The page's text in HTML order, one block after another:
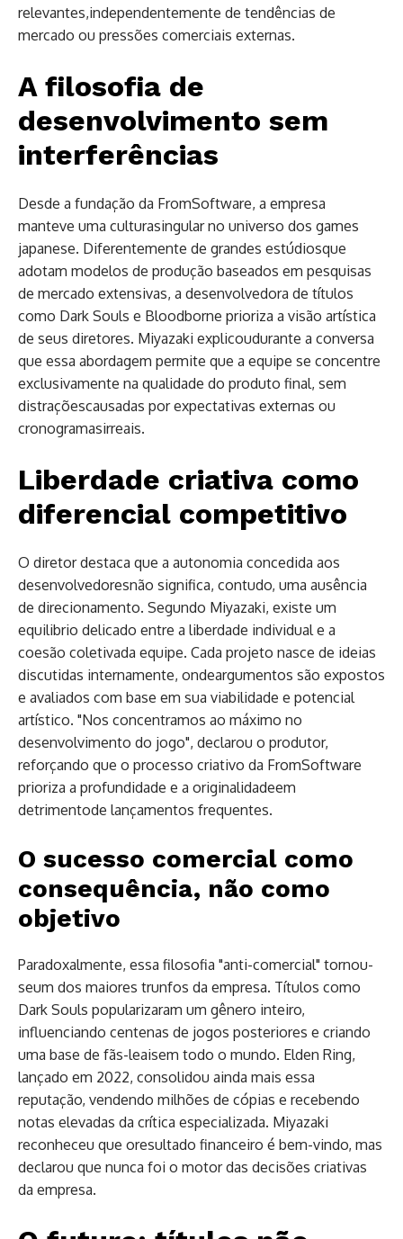
relevantes,independentemente de tendências de
mercado ou pressões comerciais externas.
A filosofia de
desenvolvimento sem
interferências
Desde a fundação da FromSoftware, a empresa
manteve uma culturasingular no universo dos games
japanese. Diferentemente de grandes estúdiosque
adotam modelos de produção baseados em pesquisas
de mercado extensivas, a desenvolvedora de títulos
como Dark Souls e Bloodborne prioriza a visão artística
de seus diretores. Miyazaki explicoudurante a conversa
que essa abordagem permite que a equipe se concentre
exclusivamente na qualidade do produto final, sem
distraçõescausadas por expectativas externas ou
cronogramasirreais.
Liberdade criativa como
diferencial competitivo
O diretor destaca que a autonomia concedida aos
desenvolvedoresnão significa, contudo, uma ausência
de direcionamento. Segundo Miyazaki, existe um
equilibrio delicado entre a liberdade individual e a
coesão coletivada equipe. Cada projeto nasce de ideias
discutidas internamente, ondeargumentos são expostos
e avaliados com base em sua viabilidade e potencial
artístico. "Nos concentramos ao máximo no
desenvolvimento do jogo", declarou o produtor,
reforçando que o processo criativo da FromSoftware
prioriza a profundidade e a originalidadeem
detrimentode lançamentos frequentes.
O sucesso comercial como
consequência, não como
objetivo
Paradoxalmente, essa filosofia "anti-comercial" tornou-
seum dos maiores trunfos da empresa. Títulos como
Dark Souls popularizaram um gênero inteiro,
influenciando centenas de jogos posteriores e criando
uma base de fãs-leaisem todo o mundo. Elden Ring,
lançado em 2022, consolidou ainda mais essa
reputação, vendendo milhões de cópias e recebendo
notas elevadas da crítica especializada. Miyazaki
reconheceu que oresultado financeiro é bem-vindo, mas
declarou que nunca foi o motor das decisões criativas
da empresa.